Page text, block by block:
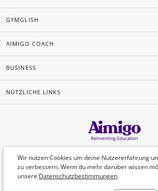
Wir nutzen Cookies um deine Nutzererfahrung
zu verbessern. Wenn du mehr darüber wissen
unsere Datenschutzbestimmungen.
GYMGLISH
AIMIGO COACH
BUSINESS
NÜTZLICHE LINKS
Deutsch
©Aimigo 2026